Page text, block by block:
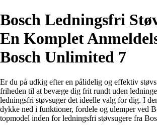
Bosch Ledningsfri
En Komplet
Bosch Unlimited 7
Er du på udkig efter en pålidelig og effektiv
friheden til at bevæge dig frit rundt uden
ledningsfri støvsuger det ideelle valg for dig. I
dykke ned i funktioner, fordele og ulemper ved
topmodel inden for ledningsfri støvsugere fra